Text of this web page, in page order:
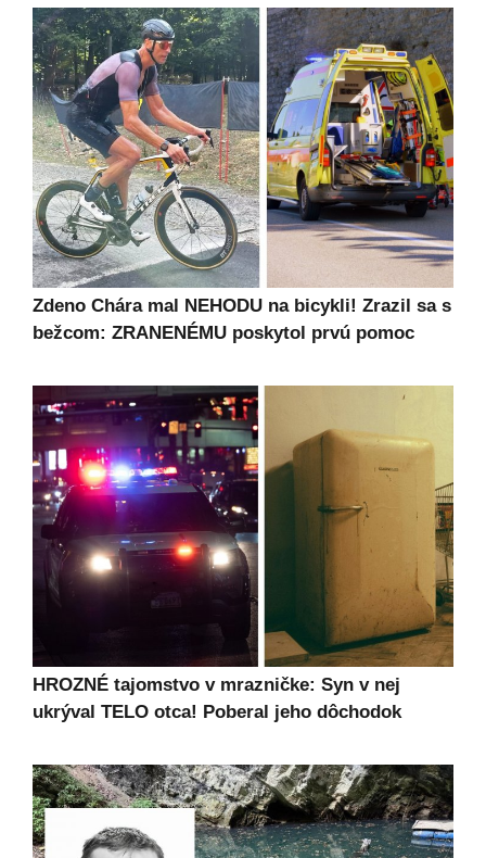
Zdeno Chára mal NEHODU na bicykli! Zrazil sa s
bežcom: ZRANENÉMU poskytol prvú pomoc
HROZNÉ tajomstvo v mrazničke: Syn v nej
ukrýval TELO otca! Poberal jeho dôchodok